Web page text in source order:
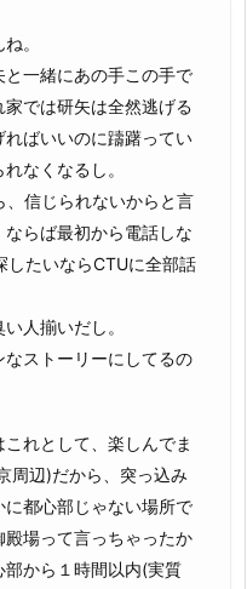
。
一緒にあの手この手で
では研矢は全然逃げる
ばいいのに躊躇ってい
なくなるし。
、信じられないからと言
らば最初から電話しな
したいならCTUに全部話
人揃いだし。
ストーリーにしてるの
これとして、楽しんでま
周辺)だから、突っ込み
都心部じゃない場所で
場って言っちゃったか
部から１時間以内(実質